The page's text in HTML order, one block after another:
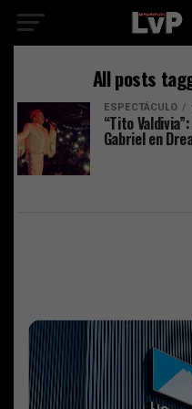
All posts
ESPECTÁCULO
“Tito
Gabriel en